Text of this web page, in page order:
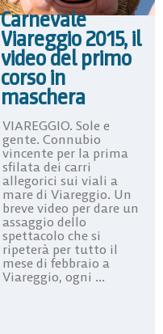
Carnevale
Viareggio 2015, il
video del primo
corso in
maschera
VIAREGGIO. Sole e
gente. Connubio
vincente per la prima
sfilata dei carri
allegorici sui viali a
mare di Viareggio. Un
breve video per dare un
assaggio dello
spettacolo che si
ripeterà per tutto il
mese di febbraio a
Viareggio, ogni ...